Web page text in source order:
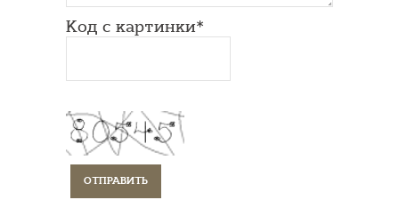
Код с картинки*